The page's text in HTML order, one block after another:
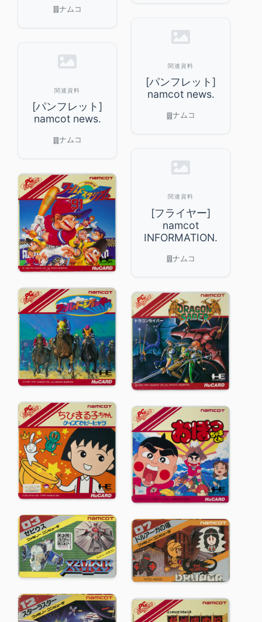
ナムコ
関連資料
[パンフレット]
namcot news.
ナムコ
関連資料
[パンフレット]
namcot news.
ナムコ
関連資料
[フライヤー]
namcot
INFORMATION.
ナムコ